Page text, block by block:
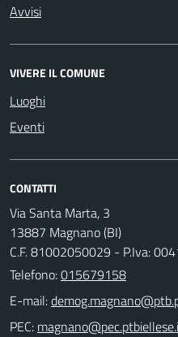
Avvisi
VIVERE IL COMUNE
Luoghi
Eventi
CONTATTI
Via Santa Marta, 3
13887 Magnano (BI)
C.F. 81002050029 - P.Iva:
Telefono:015679158
E-mail:
PEC: